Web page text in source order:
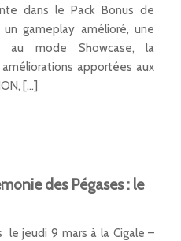
dans le Pack Bonus de
gameplay amélioré, une
au mode Showcase, la
apportées aux
[…]
des Pégases : le
le jeudi 9 mars à la Cigale –